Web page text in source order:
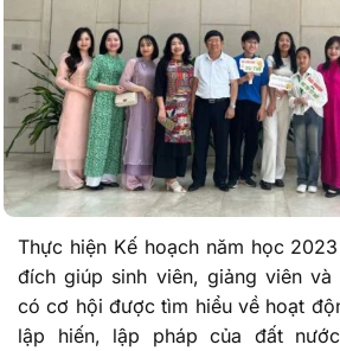
Thực hiện Kế hoạch năm học
đích giúp sinh viên, giảng viên
có cơ hội được tìm hiểu về hoạt
lập hiến, lập pháp của đất